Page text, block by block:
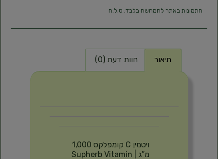
התמונות באתר להמחשה בלבד. ט.ל.ח
תיאור חוות דעת (0)
ויטמין C קומפלקס 1,000
מ”ג | Supherb Vitamin